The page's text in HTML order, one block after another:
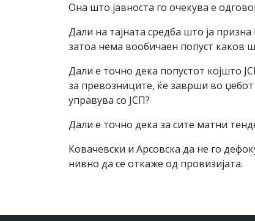
Она што јавноста го очекува е
Дали на тајната средба што ја
затоа нема вообичаен попуст каков
Дали е точно дека попустот којшто
за превозниците, ќе заврши во
управува со ЈСП?
Дали е точно дека за сите матни
Ковачевски и Арсовска да не го
нивно да се откаже од провизијата.